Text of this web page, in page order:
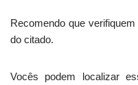
Recomendo que
do citado.
Vocês podem localizar